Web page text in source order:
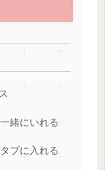
緒にいれる
ブに入れる